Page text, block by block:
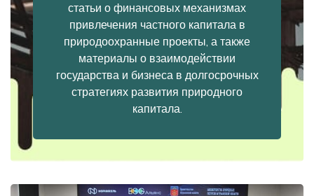
статьи о финансовых механизмах
привлечения частного капитала в
природоохранные проекты, а также
материалы о взаимодействии
государства и бизнеса в долгосрочных
стратегиях развития природного
капитала.